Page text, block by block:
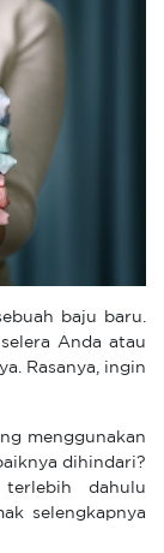
baju baru.
Anda atau
Rasanya, ingin
menggunakan
dihindari?
dahulu
selengkapnya